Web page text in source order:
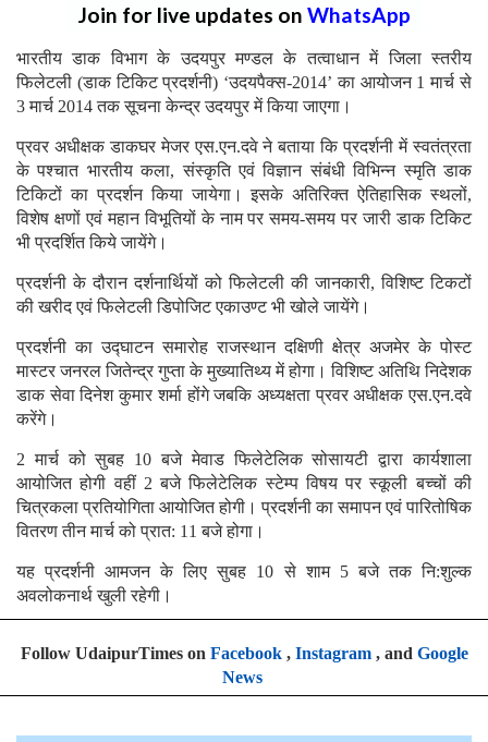
Join for live updates on WhatsApp
भारतीय डाक विभाग के उदयपुर मण्डल के तत्वाधान में जिला स्तरीय
फिलेटली (डाक टिकिट प्रदर्शनी) ‘उदयपैक्स-2014’ का आयोजन 1 मार्च से
3 मार्च 2014 तक सूचना केन्द्र उदयपुर में किया जाएगा।
प्रवर अधीक्षक डाकघर मेजर एस.एन.दवे ने बताया कि प्रदर्शनी में स्वतंत्रता
के पश्चात भारतीय कला, संस्कृति एवं विज्ञान संबंधी विभिन्न स्मृति डाक
टिकिटों का प्रदर्शन किया जायेगा। इसके अतिरिक्त ऐतिहासिक स्थलों,
विशेष क्षणों एवं महान विभूतियों के नाम पर समय-समय पर जारी डाक टिकिट
भी प्रदर्शित किये जायेंगे।
प्रदर्शनी के दौरान दर्शनार्थियों को फिलेटली की जानकारी, विशिष्ट टिकटों
की खरीद एवं फिलेटली डिपोजिट एकाउण्ट भी खोले जायेंगे।
प्रदर्शनी का उद्घाटन समारोह राजस्थान दक्षिणी क्षेत्र अजमेर के पोस्ट
मास्टर जनरल जितेन्द्र गुप्ता के मुख्यातिथ्य में होगा। विशिष्ट अतिथि निदेशक
डाक सेवा दिनेश कुमार शर्मा होंगे जबकि अध्यक्षता प्रवर अधीक्षक एस.एन.दवे
करेंगे।
2 मार्च को सुबह 10 बजे मेवाड फिलेटेलिक सोसायटी द्वारा कार्यशाला
आयोजित होगी वहीं 2 बजे फिलेटेलिक स्टेम्प विषय पर स्कूली बच्चों की
चित्रकला प्रतियोगिता आयोजित होगी। प्रदर्शनी का समापन एवं पारितोषिक
वितरण तीन मार्च को प्रात: 11 बजे होगा।
यह प्रदर्शनी आमजन के लिए सुबह 10 से शाम 5 बजे तक नि:शुल्क
अवलोकनार्थ खुली रहेगी।
Follow UdaipurTimes on Facebook, Instagram, and Google
News